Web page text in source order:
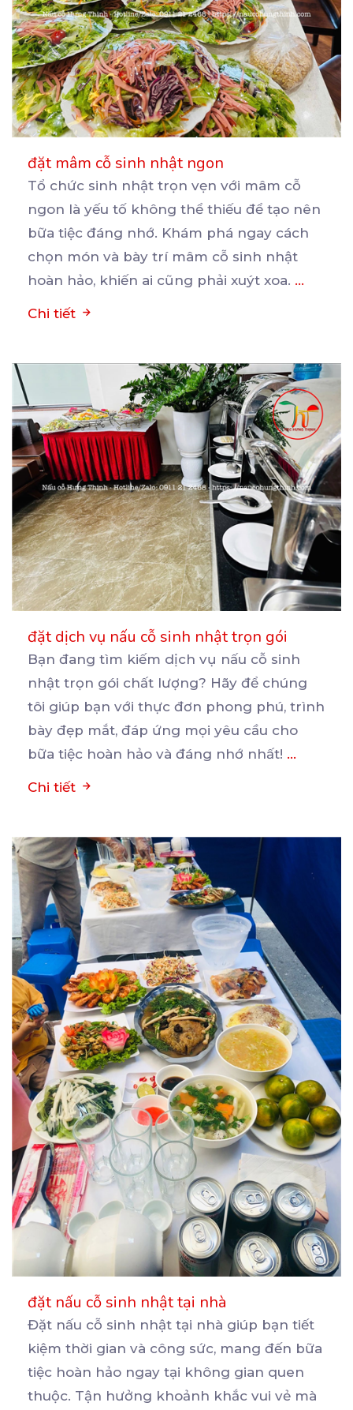
đặt mâm cỗ sinh nhật ngon
Tổ chức sinh nhật trọn vẹn với mâm cỗ
ngon là yếu tố không thể thiếu để tạo nên
bữa tiệc đáng nhớ. Khám phá ngay cách
chọn món và bày trí mâm cỗ sinh nhật
hoàn hảo, khiến ai cũng phải xuýt xoa. ...
Chi tiết
đặt dịch vụ nấu cỗ sinh nhật trọn gói
Bạn đang tìm kiếm dịch vụ nấu cỗ sinh
nhật trọn gói chất lượng? Hãy để chúng
tôi giúp bạn với thực đơn phong phú, trình
bày đẹp mắt, đáp ứng mọi yêu cầu cho
bữa tiệc hoàn hảo và đáng nhớ nhất! ...
Chi tiết
đặt nấu cỗ sinh nhật tại nhà
Đặt nấu cỗ sinh nhật tại nhà giúp bạn tiết
kiệm thời gian và công sức, mang đến bữa
tiệc hoàn hảo ngay tại không gian quen
thuộc. Tận hưởng khoảnh khắc vui vẻ mà